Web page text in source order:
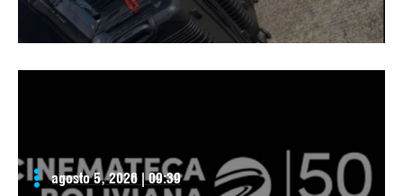
agosto 5, 2026 | 09:39